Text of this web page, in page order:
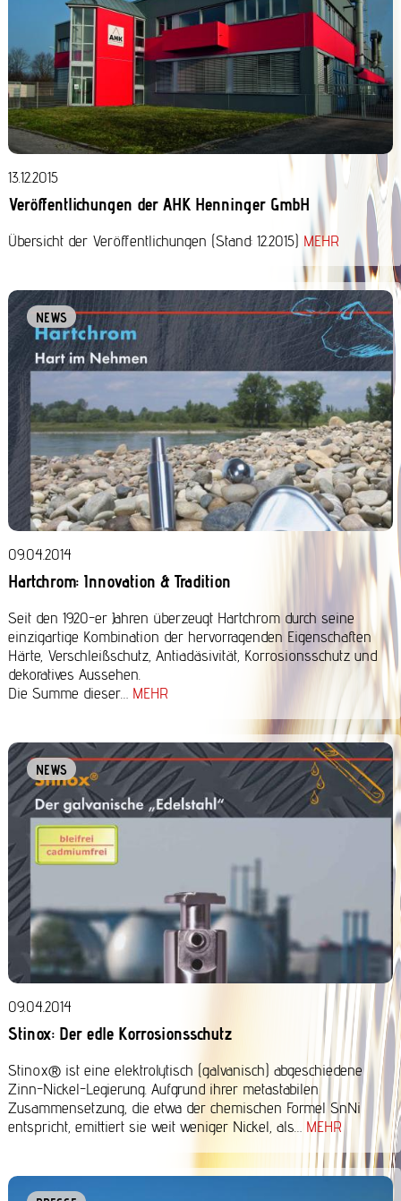
13.12.2015
Veröffentlichungen der AHK Henninger GmbH
Übersicht der Veröffentlichungen (Stand: 12.2015) MEHR
NEWS
09.04.2014
Stinox: Der edle Korrosionsschutz
Stinox® ist eine elektrolytisch (galvanisch) abgeschiedene
Zinn-Nickel-Legierung. Aufgrund ihrer metastabilen
Zusammensetzung, die etwa der chemischen Formel SnNi
entspricht, emittiert sie weit weniger Nickel, als… MEHR
NEWS
09.04.2014
Hartchrom: Innovation & Tradition
Seit den 1920-er Jahren überzeugt Hartchrom durch seine
einzigartige Kombination der hervorragenden Eigenschaften
Härte, Verschleißschutz, Antiadäsivität, Korrosionsschutz und
dekoratives Aussehen.
Die Summe dieser… MEHR